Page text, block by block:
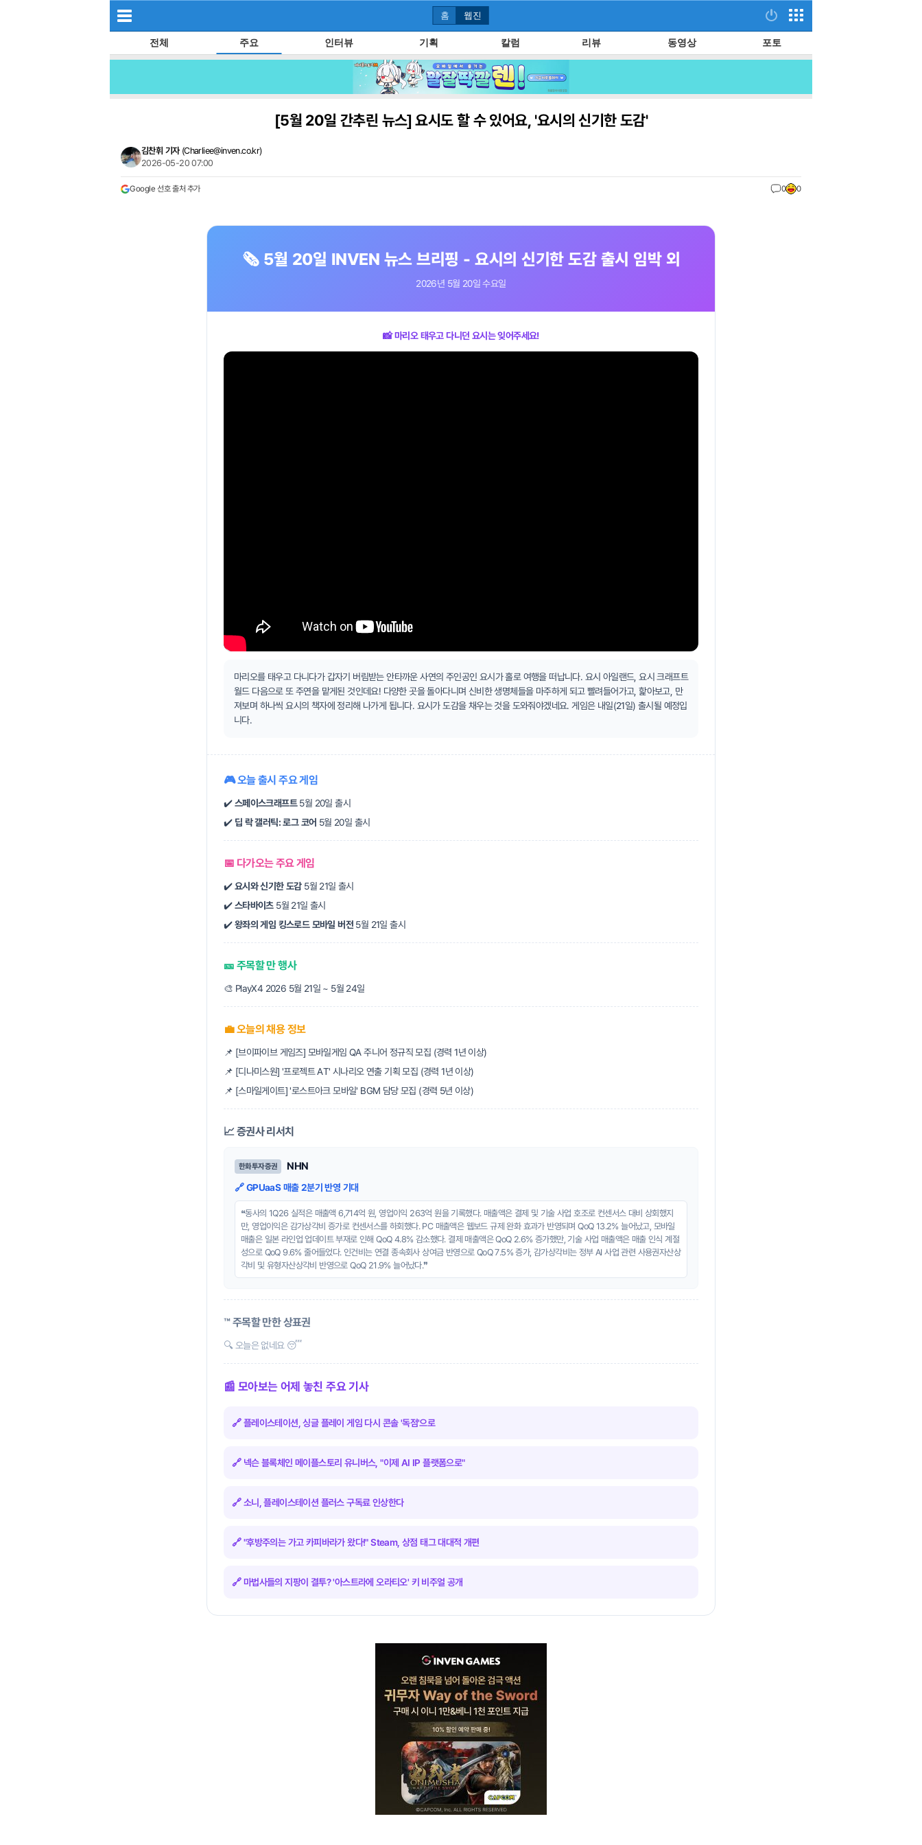
홈 웹진
전체 주요 인터뷰 기획 칼럼 리뷰 동영상 포토
[5월 20일 간추린 뉴스] 요시도 할 수 있어요, '요시의 신기한 도감'
김찬휘 기자 (Charliee@inven.co.kr)
2026-05-20 07:00
Google 선호 출처 추가 0 0
🗞️ 5월 20일 INVEN 뉴스 브리핑 - 요시의 신기한 도감 출시 임박 외
2026년 5월 20일 수요일
📸 마리오 태우고 다니던 요시는 잊어주세요!
마리오를 태우고 다니다가 갑자기 버림받는 안타까운 사연의 주인공인 요시가 홀로 여행을 떠납니다. 요시 아일랜드, 요시 크래프트
월드 다음으로 또 주연을 맡게된 것인데요! 다양한 곳을 돌아다니며 신비한 생명체들을 마주하게 되고 빨려들어가고, 핥아보고, 만
져보며 하나씩 요시의 책자에 정리해 나가게 됩니다. 요시가 도감을 채우는 것을 도와줘야겠네요. 게임은 내일(21일) 출시될 예정입
니다.
🎮 오늘 출시 주요 게임
✔️스페이스크래프트5월 20일 출시
✔️ 딥 락 갤러틱: 로그 코어 5월 20일 출시
📅 다가오는 주요 게임
✔️요시와 신기한 도감5월 21일 출시
✔️스타바이츠5월 21일 출시
✔️왕좌의 게임 킹스로드 모바일 버전 5월 21일 출시
🎫 주목할 만 행사
🎨 PlayX4 2026 5월 21일 ~ 5월 24일
💼 오늘의 채용 정보
📌 [브이파이브 게임즈] 모바일게임 QA 주니어 정규직 모집 (경력 1년 이상)
📌 [디나미스원] '프로젝트 AT' 시나리오 연출 기획 모집 (경력 1년 이상)
📌 [스마일게이트] '로스트아크 모바일' BGM 담당 모집 (경력 5년 이상)
📈 증권사 리서치
한화투자증권 NHN
🔗 GPUaaS 매출 2분기 반영 기대
❝동사의 1Q26 실적은 매출액 6,714억 원, 영업이익 263억 원을 기록했다. 매출액은 결제 및 기술 사업 호조로 컨센서스 대비 상회했지
만, 영업이익은 감가상각비 증가로 컨센서스를 하회했다. PC 매출액은 웹보드 규제 완화 효과가 반영되며 QoQ 13.2% 늘어났고, 모바일
매출은 일본 라인업 업데이트 부재로 인해 QoQ 4.8% 감소했다. 결제 매출액은 QoQ 2.6% 증가했만, 기술 사업 매출액은 매출 인식 계절
성으로 QoQ 9.6% 줄어들었다. 인건비는 연결 종속회사 상여금 반영으로 QoQ 7.5% 증가, 감가상각비는 정부 AI 사업 관련 사용권자산상
각비 및 유형자산상각비 반영으로 QoQ 21.9% 늘어났다.❞
™️ 주목할 만한 상표권
🔍 오늘은 없네요 😴
📰 모아보는 어제 놓친 주요 기사
🔗 플레이스테이션, 싱글 플레이 게임 다시 콘솔 '독점'으로
🔗 넥슨 블록체인 메이플스토리 유니버스, "이제 AI IP 플랫폼으로"
🔗 소니, 플레이스테이션 플러스 구독료 인상한다
🔗 "후방주의는 가고 카피바라가 왔다!" Steam, 상점 태그 대대적 개편
🔗 마법사들의 지팡이 결투? '아스트라에 오라티오' 키 비주얼 공개